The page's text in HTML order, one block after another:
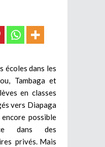
écoles dans les
Tambaga et
en classes
vers Diapaga
possible
dans des
privés. Mais